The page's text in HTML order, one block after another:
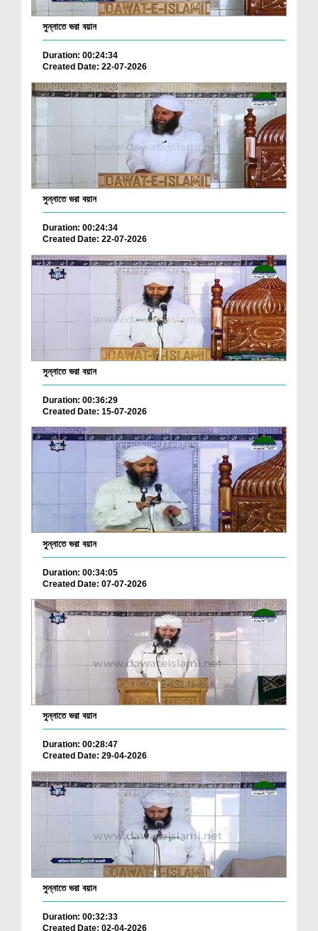
সুন্নাতে ভরা বয়ান
Duration: 00:24:34
Created Date: 22-07-2026
সুন্নাতে ভরা বয়ান
Duration: 00:24:34
Created Date: 22-07-2026
সুন্নাতে ভরা বয়ান
Duration: 00:36:29
Created Date: 15-07-2026
সুন্নাতে ভরা বয়ান
Duration: 00:34:05
Created Date: 07-07-2026
সুন্নাতে ভরা বয়ান
Duration: 00:28:47
Created Date: 29-04-2026
সুন্নাতে ভরা বয়ান
Duration: 00:32:33
Created Date: 02-04-2026